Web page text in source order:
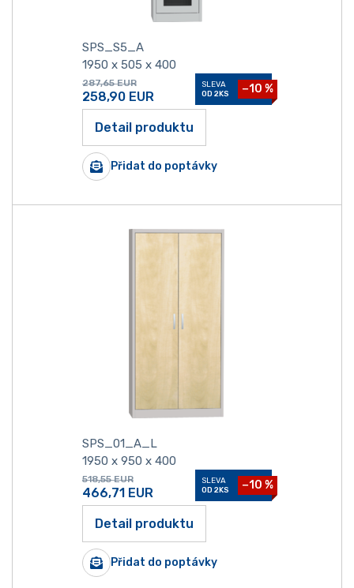
SPS_S5_A
1950 x 505 x 400
287,65 EUR
258,90 EUR
SLEVA
OD 2KS
−10 %
Detail produktu
Přidat do poptávky
SPS_01_A_L
1950 x 950 x 400
518,55 EUR
466,71 EUR
SLEVA
OD 2KS
−10 %
Detail produktu
Přidat do poptávky